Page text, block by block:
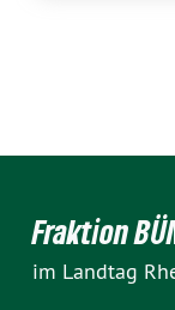
Fraktion
im Landtag